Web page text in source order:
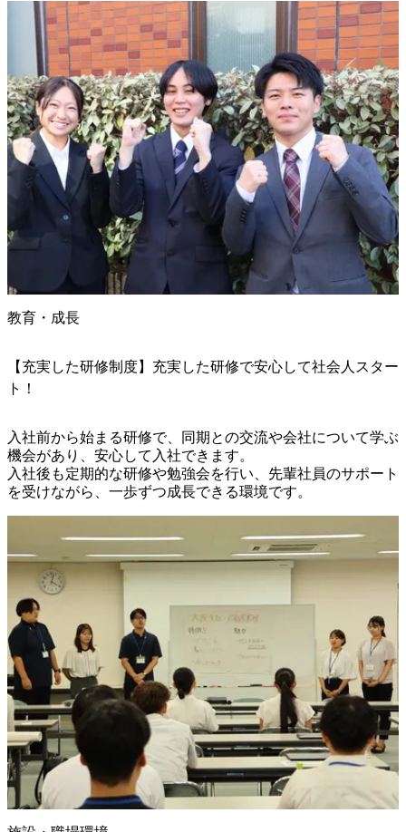
教育・成長
【充実した研修制度】充実した研修で安心して社会人スター
ト！
入社前から始まる研修で、同期との交流や会社について学ぶ
機会があり、安心して入社できます。
入社後も定期的な研修や勉強会を行い、先輩社員のサポート
を受けながら、一歩ずつ成長できる環境です。